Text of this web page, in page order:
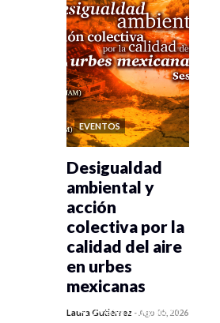
EVENTOS
0 veces compartido
Desigualdad
ambiental y
acción
colectiva por la
calidad del aire
en urbes
mexicanas
Laura Gutiérrez -Ago 05, 2026